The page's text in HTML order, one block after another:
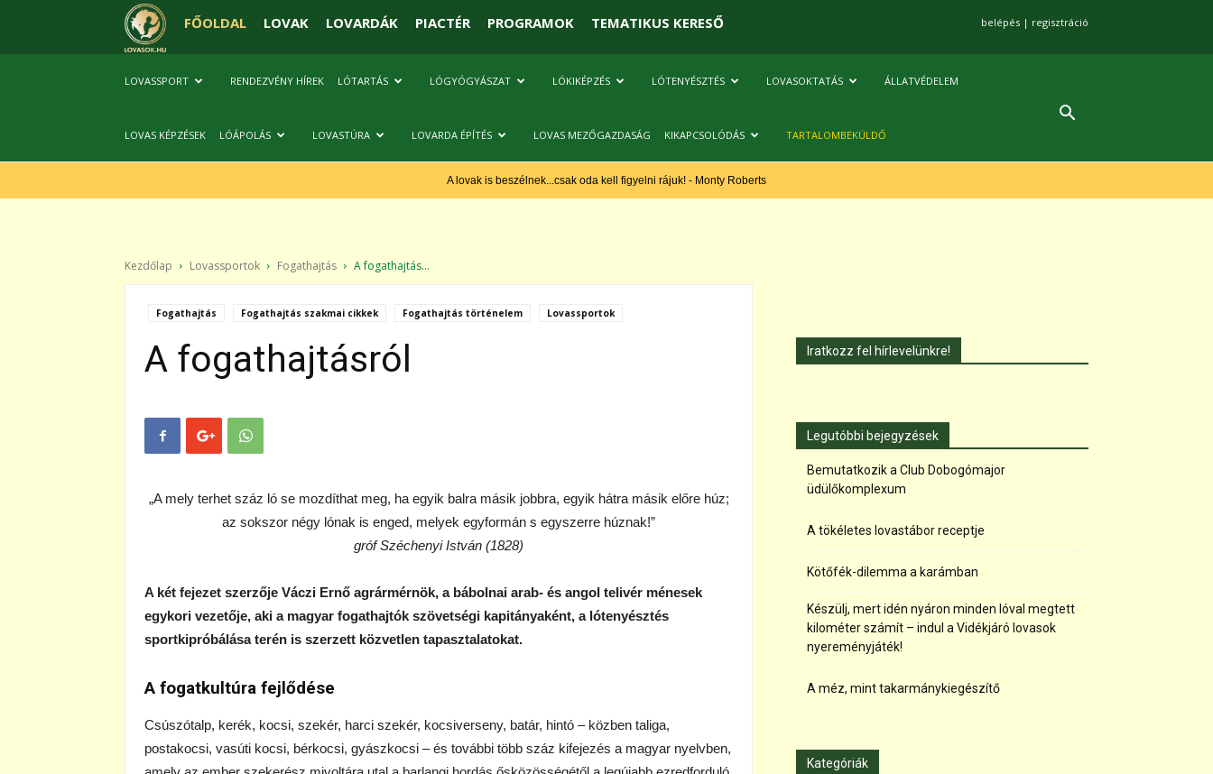
FŐOLDAL LOVAK LOVARDÁK PIACTÉR PROGRAMOK TEMATIKUS KERESŐ belépés | regisztráció
LOVASSPORT RENDEZVÉNY HÍREK LÓTARTÁS LÓGYÓGYÁSZAT LÓKIKÉPZÉS LÓTENYÉSZTÉS LOVASOKTATÁS ÁLLATVÉDELEM
LOVAS KÉPZÉSEK LÓÁPOLÁS LOVASTÚRA LOVARDA ÉPÍTÉS LOVAS MEZŐGAZDASÁG KIKAPCSOLÓDÁS TARTALOMBEKÜLDŐ
A lovak is beszélnek...csak oda kell figyelni rájuk! - Monty Roberts
Kezdőlap Lovassportok Fogathajtás A fogathajtás...
Fogathajtás Fogathajtás szakmai cikkek Fogathajtás történelem Lovassportok
A fogathajtásról
„A mely terhet száz ló se mozdíthat meg, ha egyik balra másik jobbra, egyik hátra másik előre húz;
az sokszor négy lónak is enged, melyek egyformán s egyszerre húznak!”
gróf Széchenyi István (1828)
A két fejezet szerzője Váczi Ernő agrármérnök, abábolnai arab- és angol telivér ménesek
egykori vezetője, aki a magyar fogathajtók szövetségi kapitányaként, a lótenyésztés
sportkipróbálása terén is szerzett közvetlen tapasztalatokat.
A fogatkultúra fejlődése
Csúszótalp, kerék, kocsi, szekér, harci szekér, kocsiverseny, batár, hintó – közben taliga,
postakocsi, vasúti kocsi, bérkocsi, gyászkocsi – és további több száz kifejezés a magyar nyelvben,
Iratkozz fel hírlevelünkre!
Legutóbbi bejegyzések
Bemutatkozik a Club Dobogómajor
üdülőkomplexum
A tökéletes lovastábor receptje
Kötőfék-dilemma a karámban
Készülj, mert idén nyáron minden lóval megtett
kilométer számít – indul a Vidékjáró lovasok
nyereményjáték!
A méz, mint takarmánykiegészítő
Kategóriák